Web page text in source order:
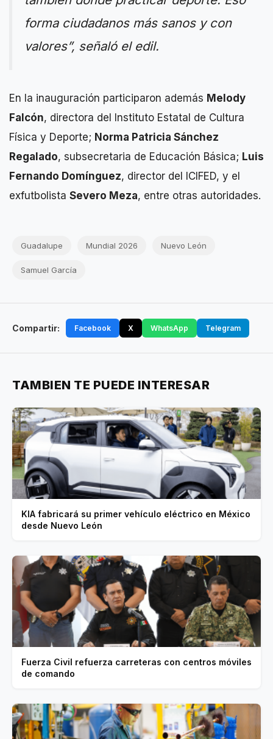
forma ciudadanos más sanos y con
valores”, señaló el edil.
En la inauguración participaron además Melody
Falcón, directora del Instituto Estatal de Cultura
Física y Deporte; Norma Patricia Sánchez
Regalado, subsecretaria de Educación Básica; Luis
Fernando Domínguez, director del ICIFED, y el
exfutbolista Severo Meza, entre otras autoridades.
Guadalupe Mundial 2026 Nuevo León
Samuel García
Compartir: Facebook X WhatsApp Telegram
TAMBIEN TE PUEDE INTERESAR
KIA fabricará su primer vehículo eléctrico en México
desde Nuevo León
Fuerza Civil refuerza carreteras con centros móviles
de comando